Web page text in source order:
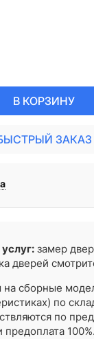
В КОРЗИНУ
ЗАКАЗ
замер
дверей
на сборные
по
по
предоплата 100%.